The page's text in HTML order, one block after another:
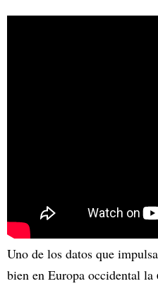
Uno de los datos que
bien en Europa occidental la